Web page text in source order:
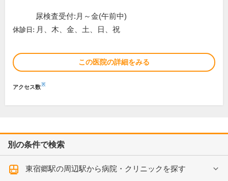
尿検査受付:月～金(午前中)
休診日: 月、木、金、土、日、祝
この医院の詳細をみる
アクセス数※
別の条件で検索
東宿郷駅の周辺駅から病院・クリニックを探す